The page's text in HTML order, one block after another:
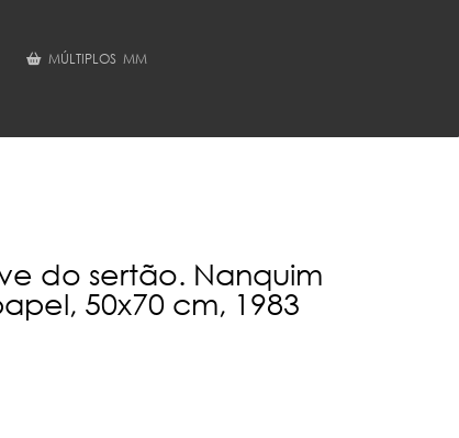
MÚLTIPLOS MM
do sertão. Nanquim
50x70 cm, 1983